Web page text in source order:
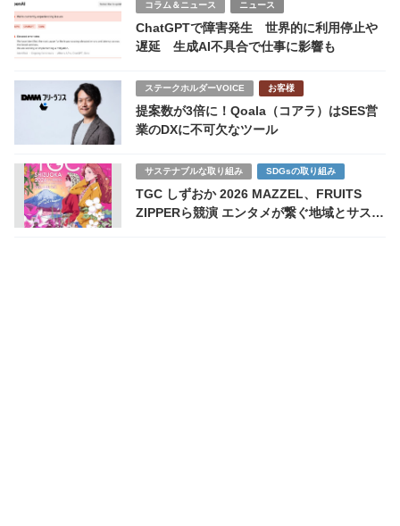
コラム＆ニュース ニュース
ChatGPTで障害発生 世界的に利用停止や
遅延 生成AI不具合で仕事に影響も
ステークホルダーVOICE お客様
提案数が3倍に！Qoala（コアラ）はSES営
業のDXに不可欠なツール
サステナブルな取り組み SDGsの取り組み
TGC しずおか 2026 MAZZEL、FRUITS
ZIPPERら競演 エンタメが繋ぐ地域とサステ